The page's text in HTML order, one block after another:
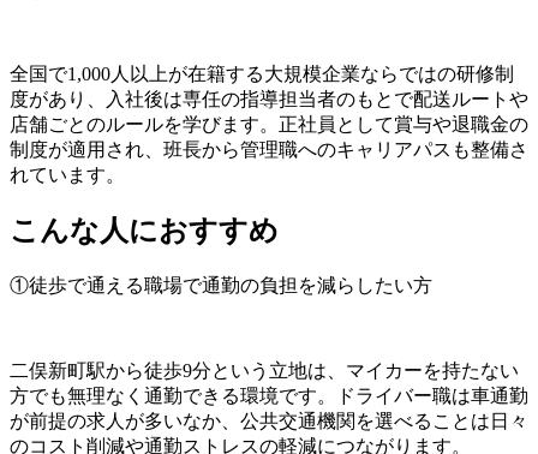
全国で1,000人以上が在籍する大規模企業ならではの研修制
度があり、入社後は専任の指導担当者のもとで配送ルートや
店舗ごとのルールを学びます。正社員として賞与や退職金の
制度が適用され、班長から管理職へのキャリアパスも整備さ
れています。
こんな人におすすめ
①徒歩で通える職場で通勤の負担を減らしたい方
二俣新町駅から徒歩9分という立地は、マイカーを持たない
方でも無理なく通勤できる環境です。ドライバー職は車通勤
が前提の求人が多いなか、公共交通機関を選べることは日々
のコスト削減や通勤ストレスの軽減につながります。